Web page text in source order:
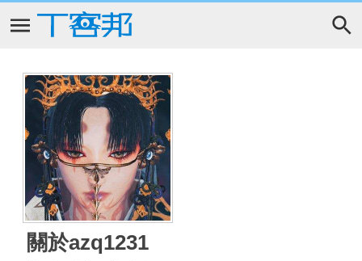
關於azq1231